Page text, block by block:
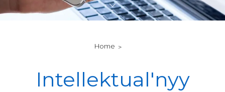
DUT
KOR
Home
Intellektual'nyy